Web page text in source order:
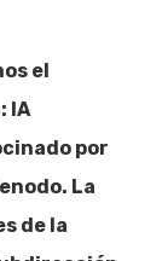
el
IA
por
La
de la